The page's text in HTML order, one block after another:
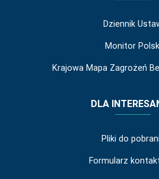
Dziennik
Monitor
Krajowa Mapa Zagrożeń
DLA
Pliki do
Formularz